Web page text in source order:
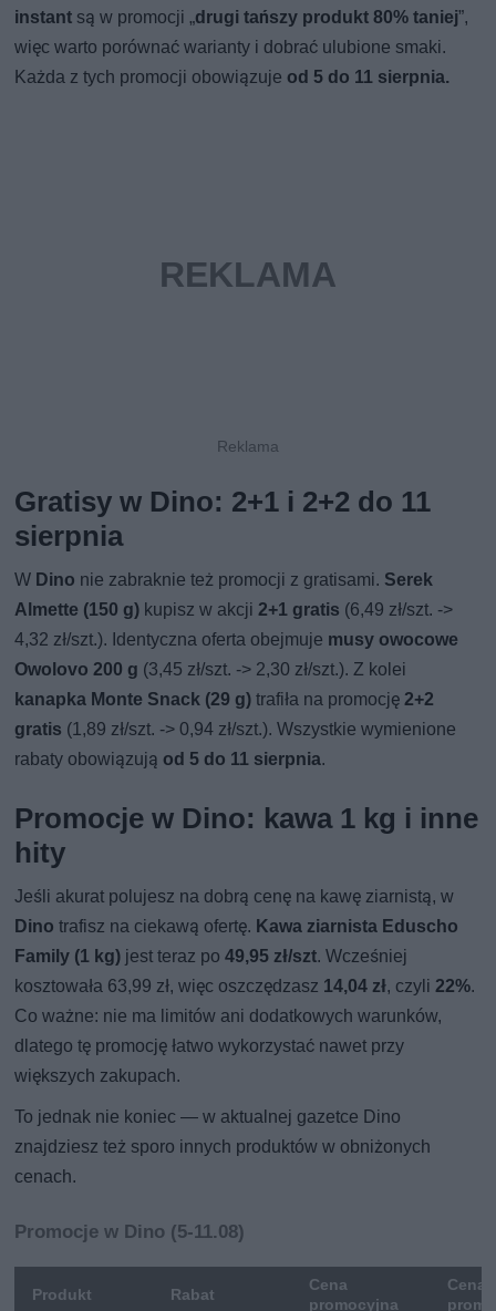
instant są w promocji „drugi tańszy produkt 80% taniej”,
więc warto porównać warianty i dobrać ulubione smaki.
Każda z tych promocji obowiązuje od 5 do 11 sierpnia.
Gratisy w Dino: 2+1 i 2+2 do 11
sierpnia
W Dino nie zabraknie też promocji z gratisami. Serek
Almette (150 g) kupisz w akcji2+1 gratis (6,49 zł/szt. ->
4,32 zł/szt.). Identyczna oferta obejmuje musy owocowe
Owolovo 200 g (3,45 zł/szt. -> 2,30 zł/szt.). Z kolei
kanapka Monte Snack (29 g) trafiła na promocję2+2
gratis (1,89 zł/szt. -> 0,94 zł/szt.). Wszystkie wymienione
rabaty obowiązują od 5 do 11 sierpnia.
Promocje w Dino: kawa 1 kg i inne
hity
Jeśli akurat polujesz na dobrą cenę na kawę ziarnistą, w
Dino trafisz na ciekawą ofertę. Kawa ziarnista Eduscho
Family (1 kg) jest teraz po49,95 zł/szt. Wcześniej
kosztowała 63,99 zł, więc oszczędzasz 14,04 zł, czyli22%.
Co ważne: nie ma limitów ani dodatkowych warunków,
dlatego tę promocję łatwo wykorzystać nawet przy
większych zakupach.
To jednak nie koniec — w aktualnej gazetce Dino
znajdziesz też sporo innych produktów w obniżonych
cenach.
Promocje w Dino (5-11.08)
Produkt Rabat
Cena
promocyjna
Cena